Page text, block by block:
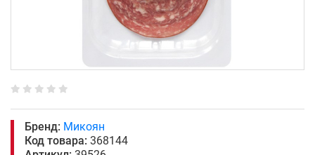
Бренд: Микоян
Код товара: 368144